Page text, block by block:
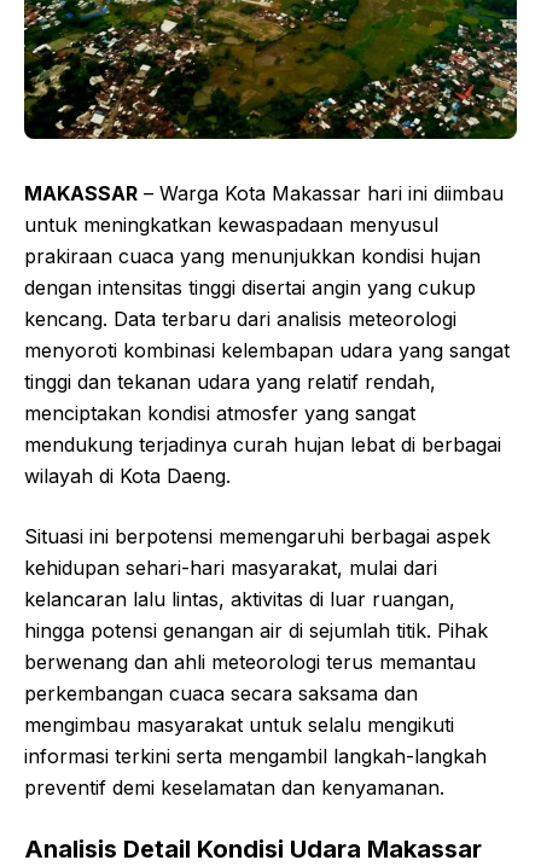
MAKASSAR – Warga Kota Makassar hari ini diimbau
untuk meningkatkan kewaspadaan menyusul
prakiraan cuaca yang menunjukkan kondisi hujan
dengan intensitas tinggi disertai angin yang cukup
kencang. Data terbaru dari analisis meteorologi
menyoroti kombinasi kelembapan udara yang sangat
tinggi dan tekanan udara yang relatif rendah,
menciptakan kondisi atmosfer yang sangat
mendukung terjadinya curah hujan lebat di berbagai
wilayah di Kota Daeng.
Situasi ini berpotensi memengaruhi berbagai aspek
kehidupan sehari-hari masyarakat, mulai dari
kelancaran lalu lintas, aktivitas di luar ruangan,
hingga potensi genangan air di sejumlah titik. Pihak
berwenang dan ahli meteorologi terus memantau
perkembangan cuaca secara saksama dan
mengimbau masyarakat untuk selalu mengikuti
informasi terkini serta mengambil langkah-langkah
preventif demi keselamatan dan kenyamanan.
Analisis Detail Kondisi Udara Makassar